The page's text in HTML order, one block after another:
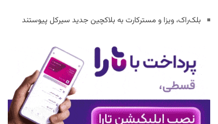
بلک‌راک، ویزا و مسترکارت به بلاکچین جدید سیرکل پیوستند